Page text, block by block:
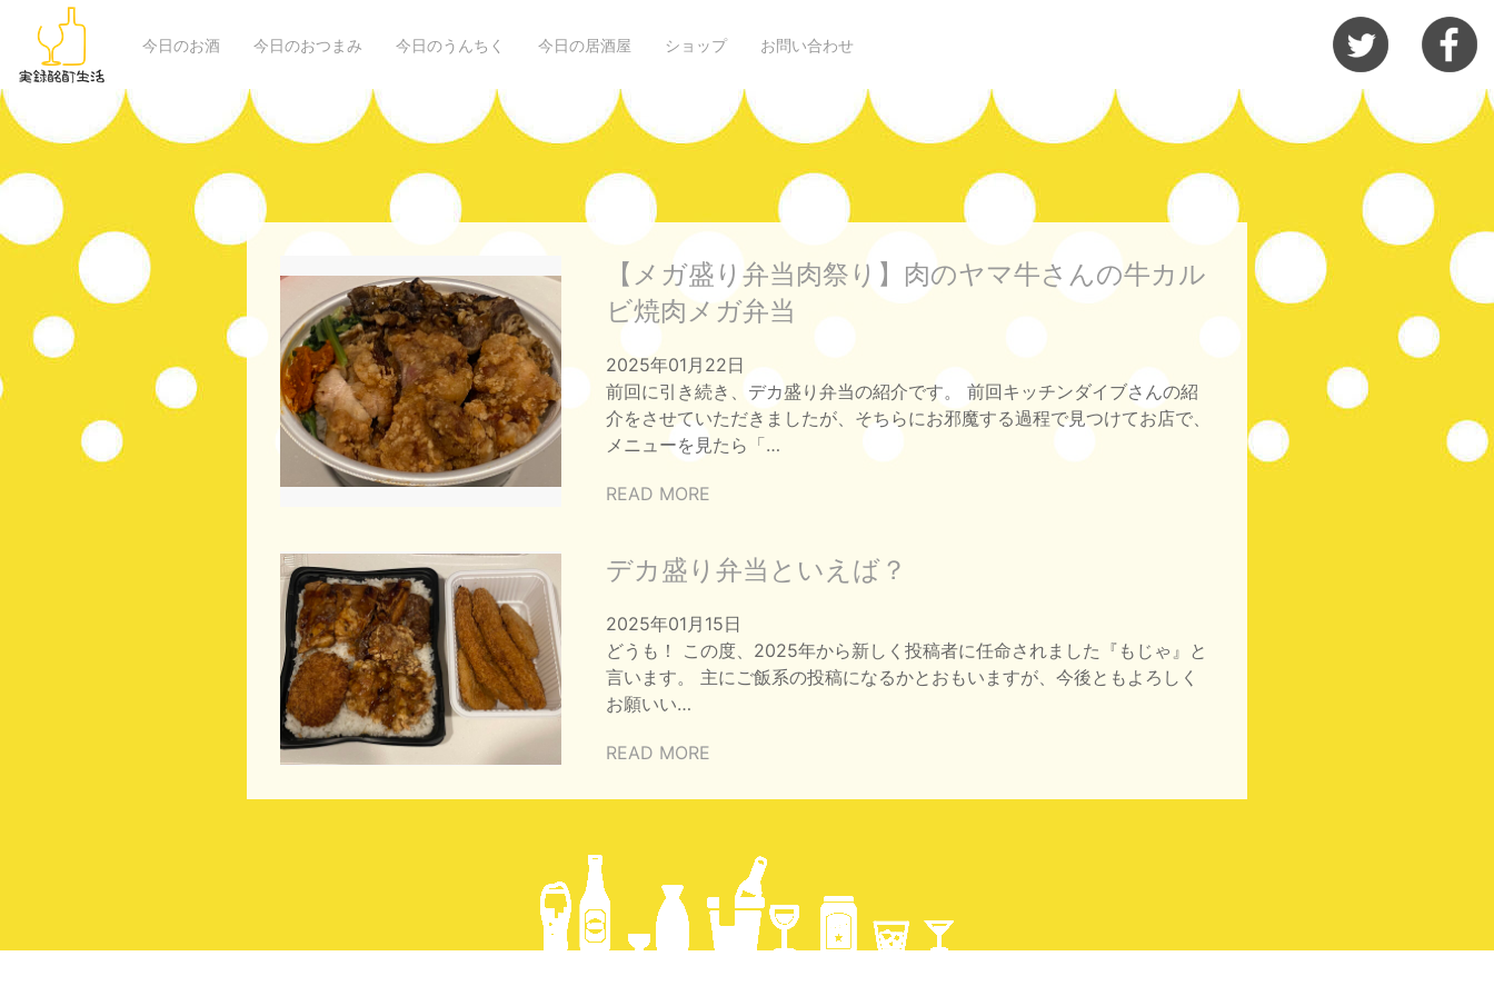
今日のお酒 今日のおつまみ 今日のうんちく 今日の居酒屋 ショップ お問い合わせ
【メガ盛り弁当肉祭り】肉のヤマ牛さんの牛カル
ビ焼肉メガ弁当
2025年01月22日
前回に引き続き、デカ盛り弁当の紹介です。 前回キッチンダイブさんの紹
介をさせていただきましたが、そちらにお邪魔する過程で見つけてお店で、
メニューを見たら「…
READ MORE
デカ盛り弁当といえば？
2025年01月15日
どうも！ この度、2025年から新しく投稿者に任命されました『もじゃ』と
言います。 主にご飯系の投稿になるかとおもいますが、今後ともよろしく
お願いい…
READ MORE